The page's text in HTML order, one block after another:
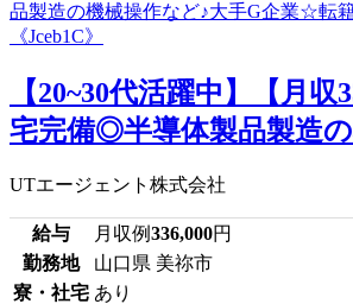
【20~30代活躍中】【月収
宅完備◎半導体製品製造
UTエージェント株式会社
給与 月収例336,000円
勤務地
山口県 美祢市
寮・社宅 あり